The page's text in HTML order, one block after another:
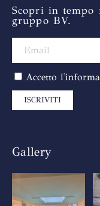
Scopri in tempo
gruppo BV.
Accetto
ISCRIVITI
Gallery